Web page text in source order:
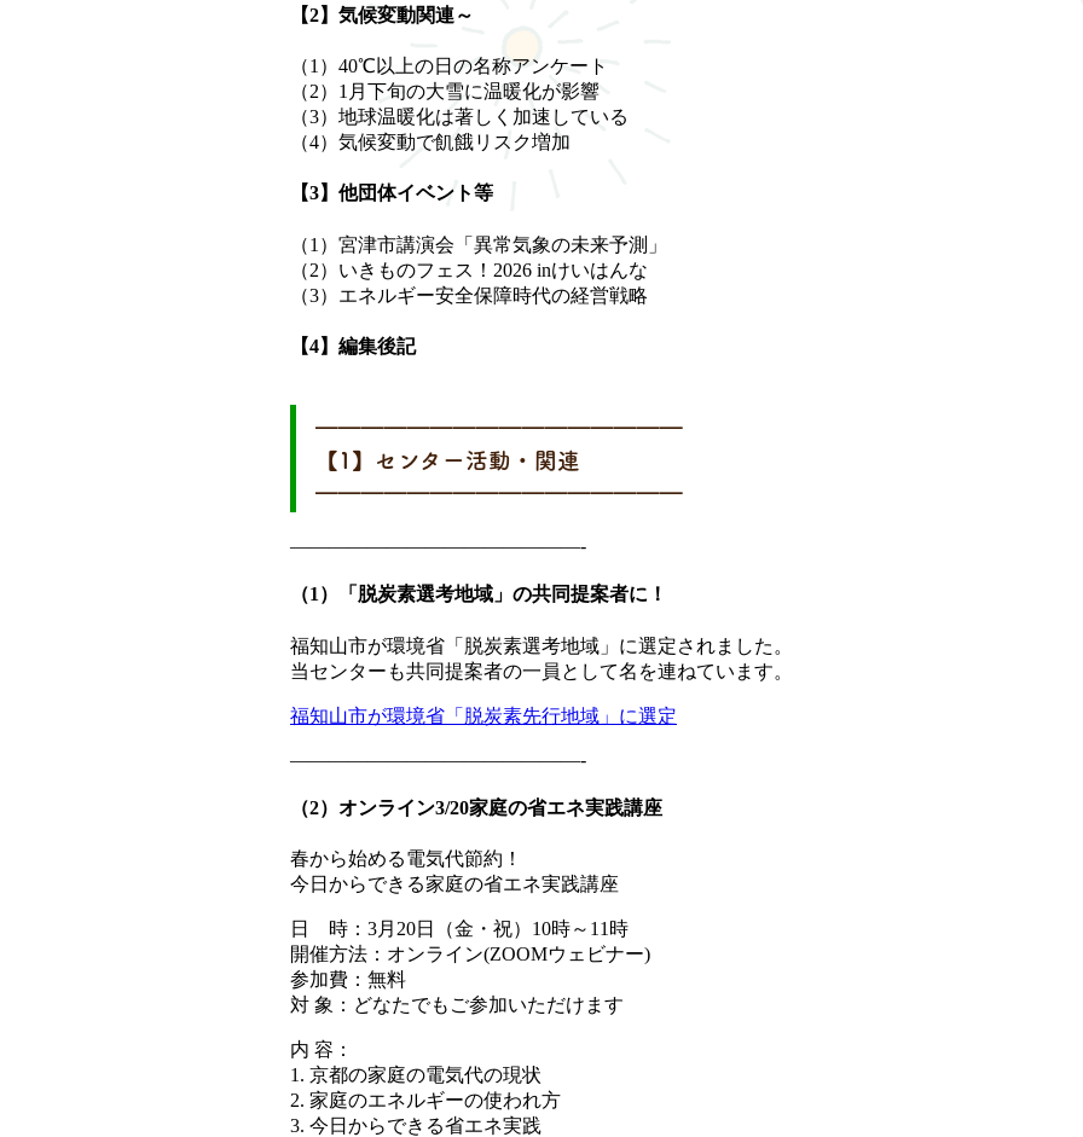
【2】気候変動関連～
（1）40℃以上の日の名称アンケート
（2）1月下旬の大雪に温暖化が影響
（3）地球温暖化は著しく加速している
（4）気候変動で飢餓リスク増加
【3】他団体イベント等
（1）宮津市講演会「異常気象の未来予測」
（2）いきものフェス！2026 inけいはんな
（3）エネルギー安全保障時代の経営戦略
【4】編集後記
━━━━━━━━━━━━━━━━
【1】センター活動・関連
━━━━━━━━━━━━━━━━
———————————————-
（1）「脱炭素選考地域」の共同提案者に！
福知山市が環境省「脱炭素選考地域」に選定されました。
当センターも共同提案者の一員として名を連ねています。
福知山市が環境省「脱炭素先行地域」に選定
———————————————-
（2）オンライン3/20家庭の省エネ実践講座
春から始める電気代節約！
今日からできる家庭の省エネ実践講座
日 時：3月20日（金・祝）10時～11時
開催方法：オンライン(ZOOMウェビナー)
参加費：無料
対 象：どなたでもご参加いただけます
内 容：
1. 京都の家庭の電気代の現状
2. 家庭のエネルギーの使われ方
3. 今日からできる省エネ実践